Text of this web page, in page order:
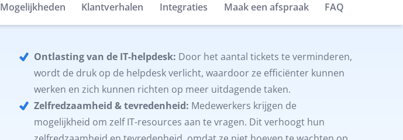
Mogelijkheden Klantverhalen Integraties Maak een afspraak FAQ
Ontlasting van de IT-helpdesk: Door het aantal tickets te verminderen,
wordt de druk op de helpdesk verlicht, waardoor ze efficiënter kunnen
werken en zich kunnen richten op meer uitdagende taken.
Zelfredzaamheid & tevredenheid: Medewerkers krijgen de
mogelijkheid om zelf IT-resources aan te vragen. Dit verhoogt hun